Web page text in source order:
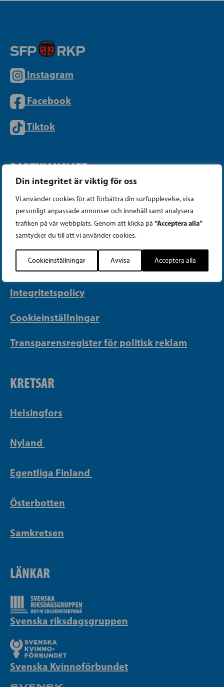
Din integritet är viktig för oss
Vi använder cookies för att förbättra din surfupplevelse, visa
personligt anpassade annonser och innehåll samt analysera
trafiken på vår webbplats. Genom att klicka på “Acceptera alla”
samtycker du till att vi använder cookies.
Cookieinställningar Avvisa Acceptera alla
Instagram
Facebook
Tiktok
PARTIKANSLIET
Telefon (09) 693 070
PB 430, 00101 Helsingfors
Georgsgatan 27, 00100 Helsingfors
info@sfp.fi
Faktureringsuppgifter
Integritetspolicy
Cookieinställningar
Transparensregister för politisk reklam
KRETSAR
Helsingfors
Nyland
Egentliga Finland
Österbotten
Samkretsen
LÄNKAR
Svenska riksdagsgruppen
Svenska Kvinnoförbundet